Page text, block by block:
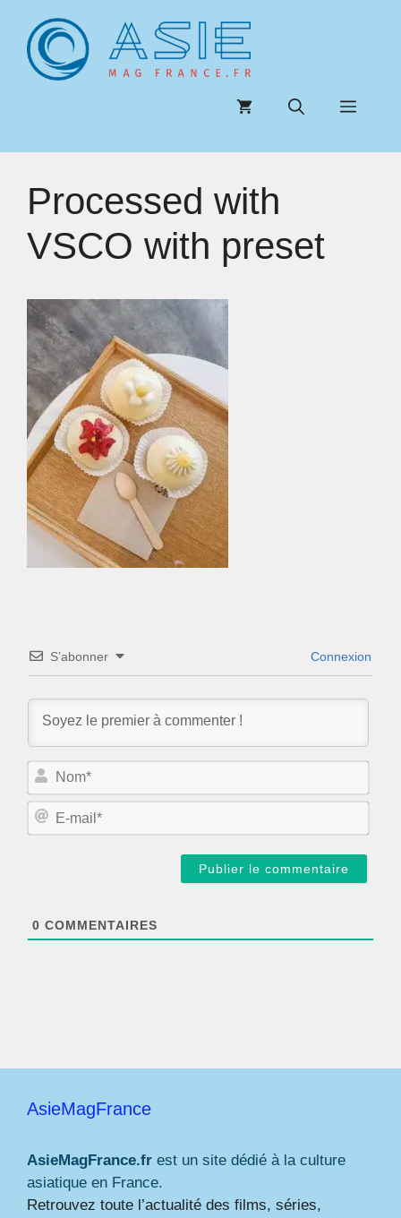
contenu
Menu
Processed with
VSCO with preset
S’abonner Connexion
N
m
E
0 COMMENTAIRES
AsieMagFrance
AsieMagFrance.fr est un site dédié à la culture
asiatique en France.
Retrouvez toute l’actualité des films, séries,